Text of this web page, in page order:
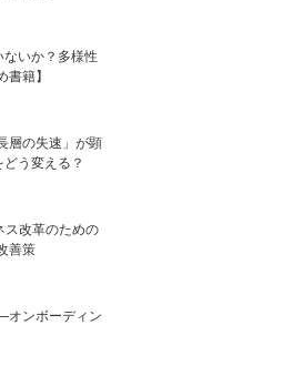
ないか？多様性
籍】
層の失速」が顕
う変える？
改革のための
善策
オンボーディン